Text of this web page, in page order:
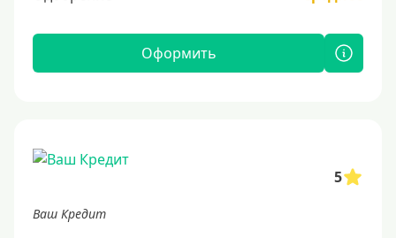
Оформить
5
Ваш Кредит